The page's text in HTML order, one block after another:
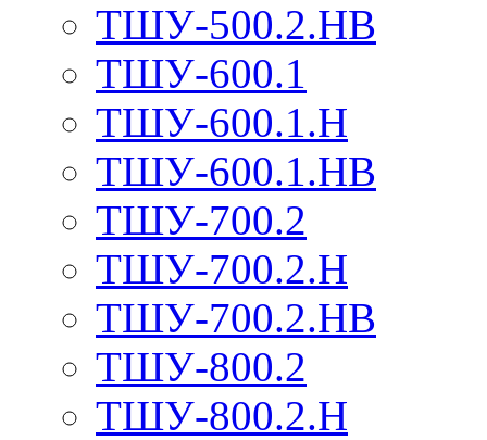
ТШУ-500.2.НВ
ТШУ-600.1
ТШУ-600.1.Н
ТШУ-600.1.НВ
ТШУ-700.2
ТШУ-700.2.Н
ТШУ-700.2.НВ
ТШУ-800.2
ТШУ-800.2.Н